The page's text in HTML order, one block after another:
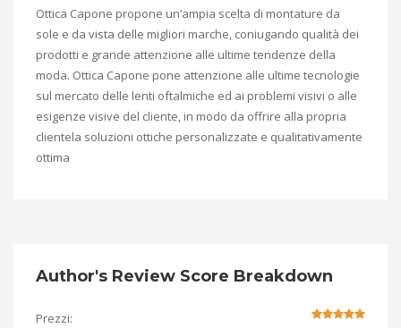
Ottica Capone propone un’ampia scelta di montature da
sole e da vista delle migliori marche, coniugando qualità dei
prodotti e grande attenzione alle ultime tendenze della
moda. Ottica Capone pone attenzione alle ultime tecnologie
sul mercato delle lenti oftalmiche ed ai problemi visivi o alle
esigenze visive del cliente, in modo da offrire alla propria
clientela soluzioni ottiche personalizzate e qualitativamente
ottima
Author's Review Score Breakdown
Prezzi: